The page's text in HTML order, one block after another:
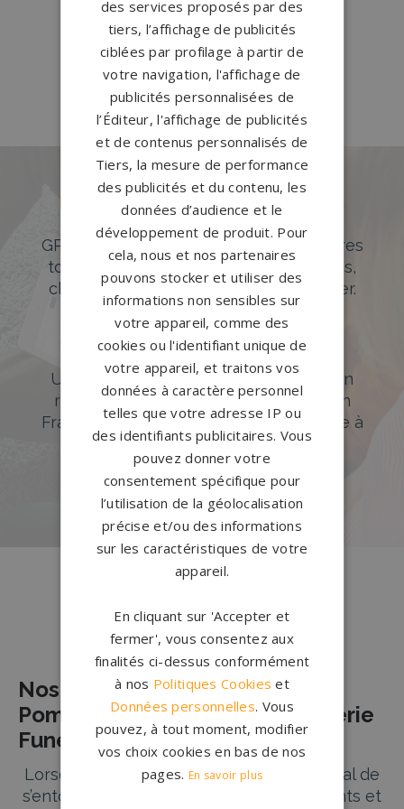
Pompes funèbres ST AVE
Pompes funèbres Theix→
Pompes funèbres Vannes
Des pierres tombales uniques et
originales
GPG Granit offre un large choix de pierres
tombales en granit de styles modernes,
classiques ou originales à personnaliser.
DÉCOUVREZ NOTRE CATALOGUE
Accompagnement sur-mesure
Un accompagnement sur mesure et un
réseau de 1200 partenaires partout en
France. Personnalisation avancée grâce à
notre configurateur 3D en ligne.
PERSONNALISEZ VOTRE MONUMENT
Nos pierres tombales à Séné
Nos Partenaires Agences de
Pompes Funèbres et de Marbrerie
Funéraire à SENE
Lorsque l’on perd un être cher, il est crucial de
s’entourer de professionnels compatissants et
des services proposés par des
tiers, l’affichage de publicités
ciblées par profilage à partir de
votre navigation, l'affichage de
publicités personnalisées de
l’Éditeur, l'affichage de publicités
et de contenus personnalisés de
Tiers, la mesure de performance
des publicités et du contenu, les
données d’audience et le
développement de produit. Pour
cela, nous et nos partenaires
pouvons stocker et utiliser des
informations non sensibles sur
votre appareil, comme des
cookies ou l'identifiant unique de
votre appareil, et traitons vos
données à caractère personnel
telles que votre adresse IP ou
des identifiants publicitaires. Vous
pouvez donner votre
consentement spécifique pour
l’utilisation de la géolocalisation
précise et/ou des informations
sur les caractéristiques de votre
appareil.
En cliquant sur 'Accepter et
fermer', vous consentez aux
finalités ci-dessus conformément
à nos Politiques Cookies et
Données personnelles. Vous
pouvez, à tout moment, modifier
vos choix cookies en bas de nos
pages. En savoir plus